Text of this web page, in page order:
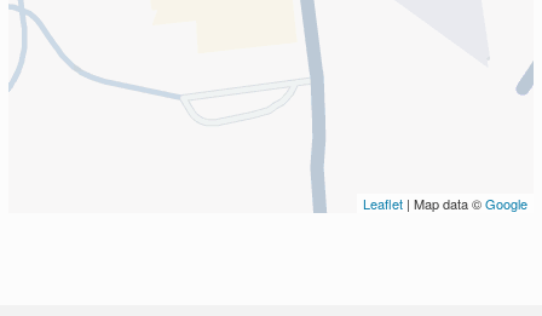
Leaflet | Map data ©Google